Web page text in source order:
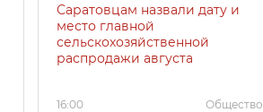
Саратовцам назвали дату и
место главной
сельскохозяйственной
распродажи августа
16:00 Общество